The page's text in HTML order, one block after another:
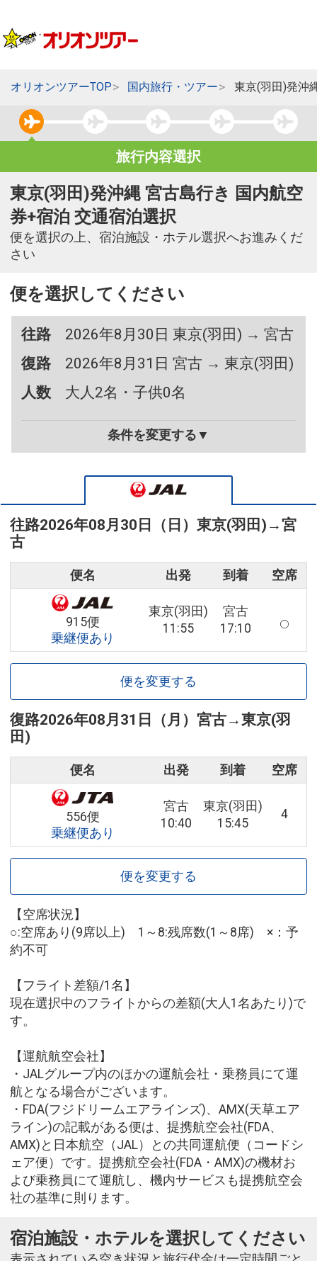
オリオンツアーTOP 国内旅行・ツアー 東京(羽田)発沖
旅行内容選択
東京(羽田)発沖縄 宮古島行き 国内航空
券+宿泊 交通宿泊選択
便を選択の上、宿泊施設・ホテル選択へお進みくだ
さい
便を選択してください
往路
2026年8月30日 東京(羽田) → 宮古
復路
2026年8月31日 宮古 → 東京(羽田)
人数
大人2名・子供0名
条件を変更する▼
往路2026年08月30日（日） 東京(羽田) →宮
古
便名 出発 到着 空席
915便
乗継便あり
東京(羽田)
11:55
宮古
17:10
便を変更する
復路2026年08月31日（月） 宮古→東京(羽
田)
便名 出発 到着 空席
556便
乗継便あり
宮古
10:40
東京(羽田)
15:45
4
便を変更する
【空席状況】
○:空席あり(9席以上) 1～8:残席数(1～8席) ×：予
約不可
【フライト差額/1名】
現在選択中のフライトからの差額(大人1名あたり)で
す。
【運航航空会社】
・JALグループ内のほかの運航会社・乗務員にて運
航となる場合がございます。
・FDA(フジドリームエアラインズ)、AMX(天草エア
ライン)の記載がある便は、提携航空会社(FDA、
AMX)と日本航空（JAL）との共同運航便（コードシ
ェア便）です。提携航空会社(FDA・AMX)の機材お
よび乗務員にて運航し、機内サービスも提携航空会
社の基準に則ります。
宿泊施設・ホテルを選択してください